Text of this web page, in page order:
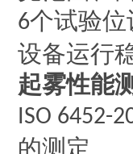
6个试验
设备运行
起雾性能
ISO 6452-
的测定